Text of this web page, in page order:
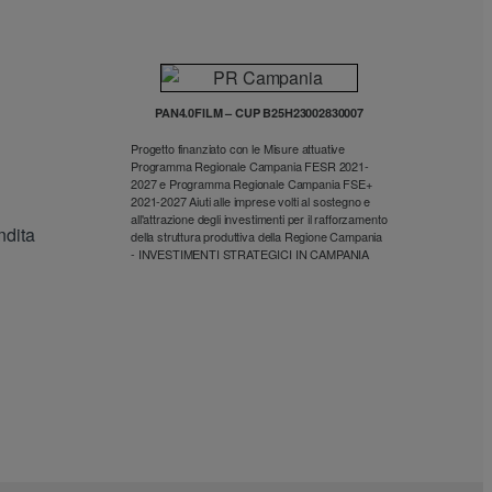
PAN4.0FILM – CUP B25H23002830007
Progetto finanziato con le Misure attuative
Programma Regionale Campania FESR 2021-
2027 e Programma Regionale Campania FSE+
2021-2027 Aiuti alle imprese volti al sostegno e
all'attrazione degli investimenti per il rafforzamento
della struttura produttiva della Regione Campania
- INVESTIMENTI STRATEGICI IN CAMPANIA